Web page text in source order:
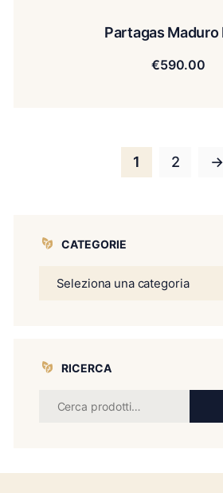
Partagas Maduro
€590.00
1 2 →
CATEGORIE
RICERCA